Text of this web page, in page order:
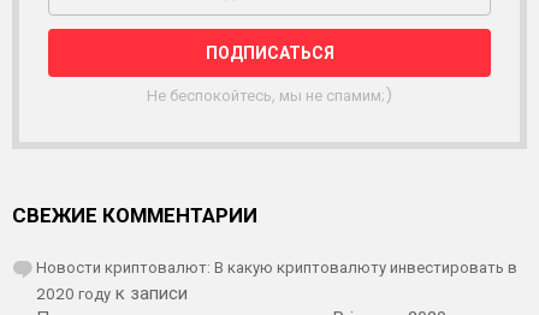
Ы
Л
К
Не беспокойтесь, мы не спамим;)
СВЕЖИЕ КОММЕНТАРИИ
Новости криптовалют: В какую криптовалюту инвестировать в
2020 году к записи